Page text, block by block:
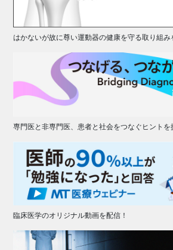
はかないが故に尊い運動器の健康を守る取り組み
専門医と非専門医、患者と社会をつなぐヒントを
臨床医学のオリジナル動画を配信！